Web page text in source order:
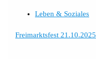
Leben & Soziales
Freimarktsfest 21.10.2025